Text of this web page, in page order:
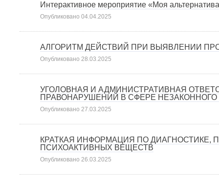
Интерактивное мероприятие «Моя
Опубликовано 04.04.2025
АЛГОРИТМ ДЕЙСТВИЙ ПРИ ВЫЯВЛЕНИИ
Опубликовано 28.03.2025
УГОЛОВНАЯ И АДМИНИСТРАТИВНАЯ
ПРАВОНАРУШЕНИЙ В СФЕРЕ
Опубликовано 27.03.2025
КРАТКАЯ ИНФОРМАЦИЯ ПО
ПСИХОАКТИВНЫХ ВЕЩЕСТВ
Опубликовано 26.03.2025